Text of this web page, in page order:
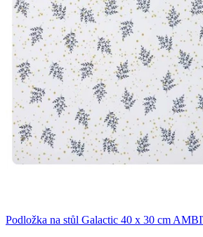
Podložka na stůl Galactic 40 x 30 cm